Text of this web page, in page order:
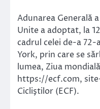
Adunarea Generală
Unite a adoptat, la
cadrul celei de-a 72-
York, prin care se
lumea, Ziua
https://ecf.com,
Cicliştilor (ECF).